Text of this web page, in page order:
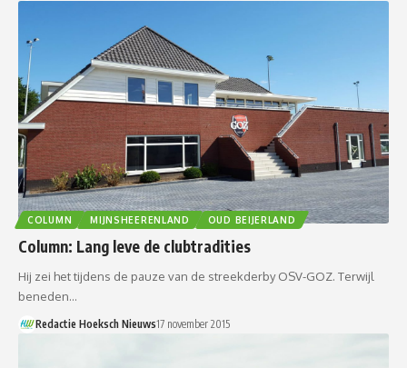
COLUMN MIJNSHEERENLAND OUD BEIJERLAND
Column: Lang leve de clubtradities
Hij zei het tijdens de pauze van de streekderby OSV-GOZ. Terwijl
beneden…
Redactie Hoeksch Nieuws17 november 2015